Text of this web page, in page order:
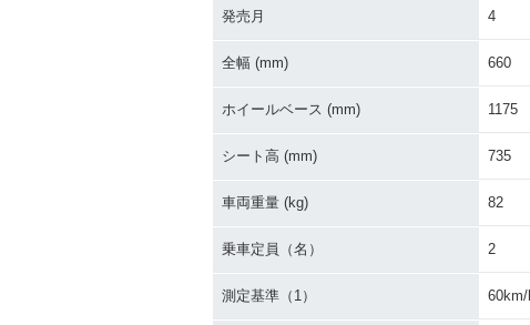
1982年 Super Cub 70
発売月 4
全幅 (mm) 660
ホイールベース (mm) 1175
シート高 (mm) 735
車両重量 (kg) 82
乗車定員（名） 2
測定基準（1）